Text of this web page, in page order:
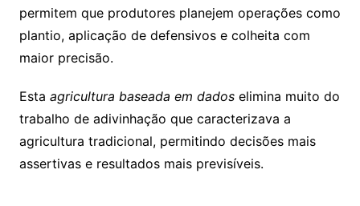
permitem que produtores planejem operações como
plantio, aplicação de defensivos e colheita com
maior precisão.
Esta agricultura baseada em dadoselimina muito do
trabalho de adivinhação que caracterizava a
agricultura tradicional, permitindo decisões mais
assertivas e resultados mais previsíveis.